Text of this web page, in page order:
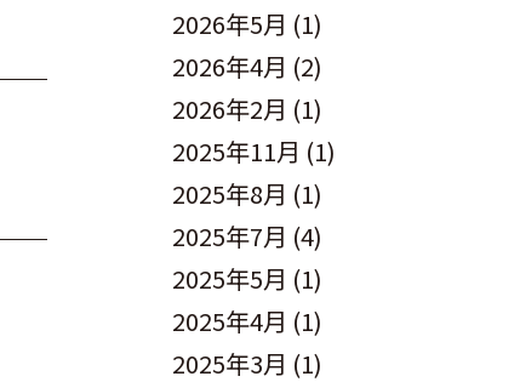
2026年5月 (1)
2026年4月 (2)
2026年2月 (1)
2025年11月 (1)
2025年8月 (1)
2025年7月 (4)
2025年5月 (1)
2025年4月 (1)
2025年3月 (1)